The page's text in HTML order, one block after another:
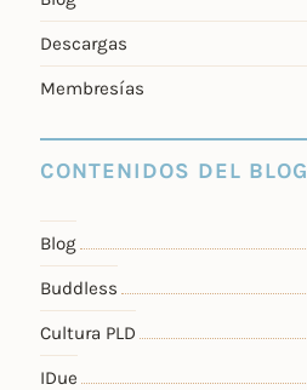
Descargas
Membresías
CONTENIDOS DEL BLOG
Blog
Buddless
Cultura PLD
IDue